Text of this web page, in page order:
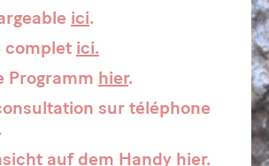
ici.
complet ici.
Programm hier.
sur téléphone
auf dem Handy hier.